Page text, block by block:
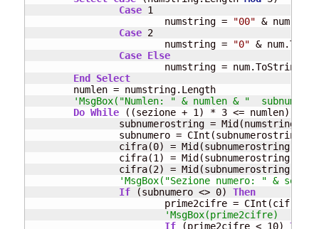
Case 1
			numstring =
"00" &
Case 2
			numstring =
"0" &
Case Else
End
Select
'MsgBox("Numlen: " & numlen & "
Do While ((sezione + 1) * 3 <= numlen)
'MsgBox("Sezione numero: " &
If (subnumero <> 0) Then
'MsgBox(prime2cifre)
If (prime2cifre < 10) Then